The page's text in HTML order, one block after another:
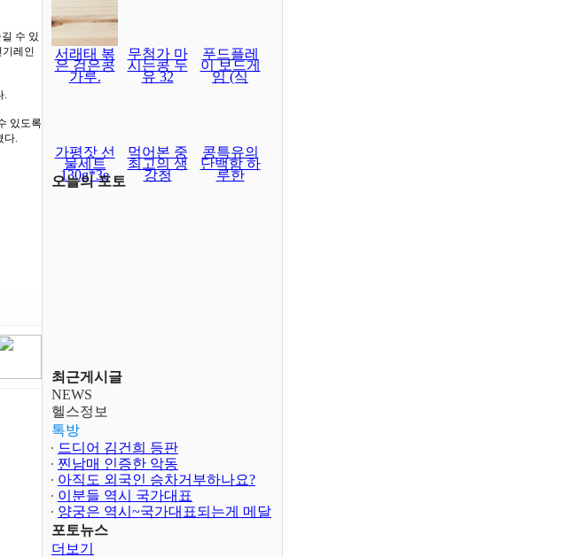
수 있
기레인
.
있도록
다.
서래태 볶
은 검은콩
가루.
무첨가 마
시는콩 두
유 32
푸드플레
이 보드게
임 (식
가평잣 선
물세트
130g*3e
먹어본 중
최고의 생
강청
콩특유의
단백함 하
루한
오늘의 포토
최근게시글
NEWS
헬스정보
톡방
드디어 김건희 등판
찐남매 인증한 악동
아직도 외국인 승차거부하나요?
이분들 역시 국가대표
양궁은 역시~국가대표되는게 메달
보다 어렵..
포토뉴스
더보기